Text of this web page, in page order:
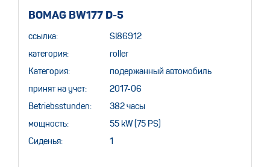
BOMAG BW177 D-5
ссылка: SI86912
категория: roller
Категория: подержанный автомобиль
принят на учет: 2017-06
Betriebsstunden: 382 часы
мощность: 55 kW (75 PS)
Сиденья: 1